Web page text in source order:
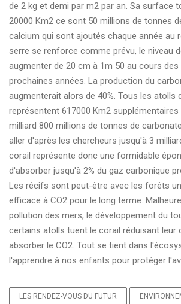
de 2 kg et demi par m2 par an. Sa surface
20000 Km2 ce sont 50 millions de tonnes
calcium qui sont ajoutés chaque année au
serre se renforce comme prévu, le niveau
augmenter de 20 cm à 1m 50 au cours des
prochaines années. La production du
augmenterait alors de 40%. Tous les atolls
représentent 617000 Km2
milliard 800 millions de tonnes de
aller d'après les chercheurs jusqu'à 3
corail représente donc une formidable
d'absorber jusqu'à 2% du gaz carbonique
Les récifs sont peut-être avec les forêts
efficace à CO2 pour le long terme.
pollution des mers, le développement du
certains atolls tuent le corail réduisant leur
absorber le CO2. Tout se tient dans
l'apprendre à nos enfants pour protéger
LES RENDEZ-VOUS DU FUTUR